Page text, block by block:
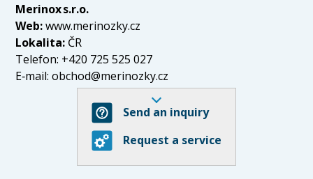
Merinox s.r.o.
Web: www.merinozky.cz
Lokalita: ČR
Telefon: +420 725 525 027
E‑mail:obchod@merinozky.cz
Merinox s.r.o. provozuje specializovaný e‑shop s
merino vlny– předevšímponožky
také oblečení, spodní prádlo a doplňky (čepice, šály,
rukavice). Pro muže, ženy i děti.
Merino vlna přirozeně reguluje teplotu – v zimě
Send an inquiry
Request a service